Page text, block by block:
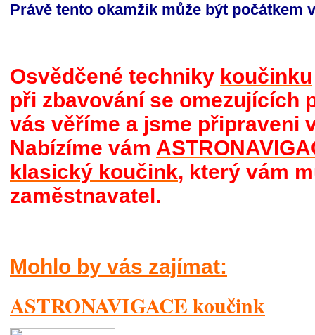
Právě tento okamžik může být počátkem
Osvědčené techniky koučinku
při zbavování se omezujících
vás věříme a jsme připraveni
Nabízíme vám
klasický koučink, který vám
zaměstnavatel.
Mohlo by vás zajímat:
ASTRONAVIGACE koučink